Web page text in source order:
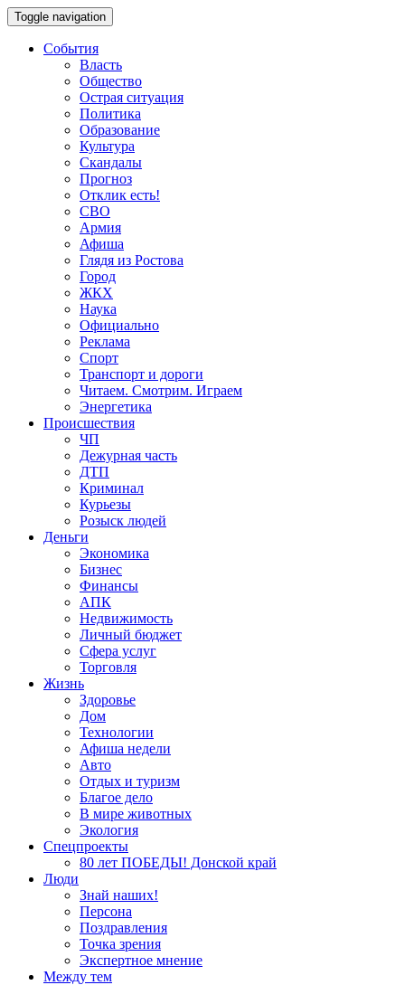
Toggle navigation
События
Власть
Общество
Острая ситуация
Политика
Образование
Культура
Скандалы
Прогноз
Отклик есть!
СВО
Армия
Афиша
Глядя из Ростова
Город
ЖКХ
Наука
Официально
Реклама
Спорт
Транспорт и дороги
Читаем. Смотрим. Играем
Энергетика
Происшествия
ЧП
Дежурная часть
ДТП
Криминал
Курьезы
Розыск людей
Деньги
Экономика
Бизнес
Финансы
АПК
Недвижимость
Личный бюджет
Сфера услуг
Торговля
Жизнь
Здоровье
Дом
Технологии
Афиша недели
Авто
Отдых и туризм
Благое дело
В мире животных
Экология
Спецпроекты
80 лет ПОБЕДЫ! Донской край
Люди
Знай наших!
Персона
Поздравления
Точка зрения
Экспертное мнение
Между тем